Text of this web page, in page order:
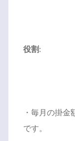
役割:
・毎月の掛
です。